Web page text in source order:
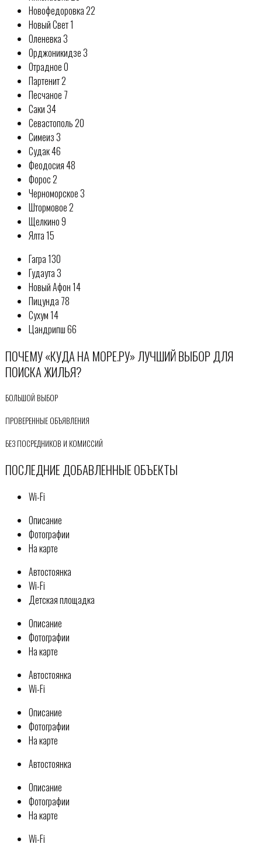
Новофедоровка 22
Новый Свет 1
Оленевка 3
Орджоникидзе 3
Отрадное 0
Партенит 2
Песчаное 7
Саки 34
Севастополь 20
Симеиз 3
Судак 46
Феодосия 48
Форос 2
Черноморское 3
Штормовое 2
Щелкино 9
Ялта 15
Гагра 130
Гудаута 3
Новый Афон 14
Пицунда 78
Сухум 14
Цандрипш 66
ПОЧЕМУ «КУДА НА МОРЕ.РУ» ЛУЧШИЙ ВЫБОР ДЛЯ
ПОИСКА ЖИЛЬЯ?
БОЛЬШОЙ ВЫБОР
ПРОВЕРЕННЫЕ ОБЪЯВЛЕНИЯ
БЕЗ ПОСРЕДНИКОВ И КОМИССИЙ
ПОСЛЕДНИЕ ДОБАВЛЕННЫЕ ОБЪЕКТЫ
Wi-Fi
Описание
Фотографии
На карте
Автостоянка
Wi-Fi
Детская площадка
Описание
Фотографии
На карте
Автостоянка
Wi-Fi
Описание
Фотографии
На карте
Автостоянка
Описание
Фотографии
На карте
Wi-Fi